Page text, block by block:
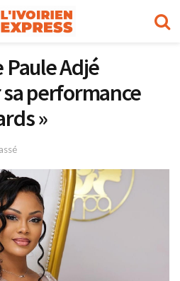
Paule Adjé
performance
»